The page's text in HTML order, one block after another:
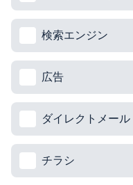
検索エンジン
広告
ダイレクトメール
チラシ